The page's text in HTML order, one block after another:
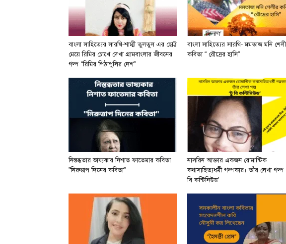
বাংলা সাহিত্যের সারথি-শাম্মী তুলতুল এর ছোট্ট
মেয়ে রিমির চোখে দেখা গ্রামবাংলার জীবনের
গল্প “রিমির পিঠাপুলির দেশ”
বাংলা সাহিত্যের সারথি- মমতাজ মনি শেলী
কবিতা “ রৌদ্রের হাসি”
নিস্তব্ধতার ভাষ্যকার নিশাত ফাতেমার কবিতা
”নিরুত্তাপ দিনের কবিতা”
নাসরিন আক্তার একজন রোমান্টিক
কথাসাহিত্যধর্মী গল্পকার। তাঁর লেখা গল্প
বি কন্টিনিউড’